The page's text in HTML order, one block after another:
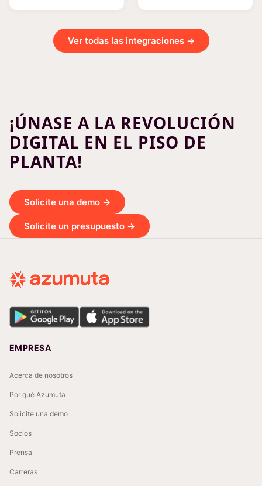
Ver todas las integraciones →
¡ÚNASE A LA REVOLUCIÓN
DIGITAL EN EL PISO DE
PLANTA!
Solicite una demo →
Solicite un presupuesto →
EMPRESA
Acerca de nosotros
Por qué Azumuta
Solicite una demo
Socios
Prensa
Carreras